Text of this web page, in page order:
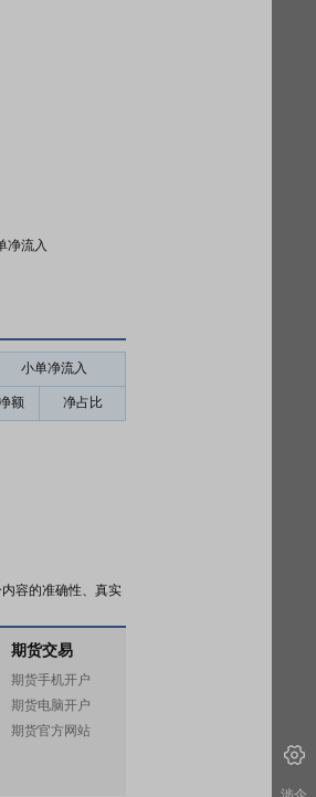
净流入
小单净流入
额 净占比
容的准确性、真实
期货交易
期货手机开户
期货电脑开户
期货官方网站